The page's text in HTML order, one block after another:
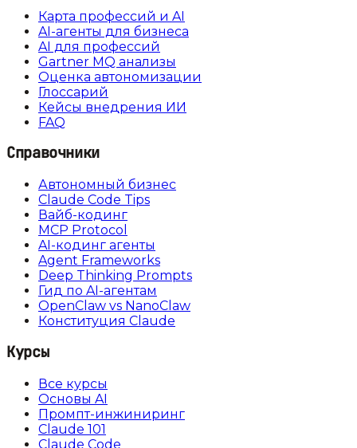
Карта профессий и AI
AI-агенты для бизнеса
AI для профессий
Gartner MQ анализы
Оценка автономизации
Глоссарий
Кейсы внедрения ИИ
FAQ
Справочники
Автономный бизнес
Claude Code Tips
Вайб-кодинг
MCP Protocol
AI-кодинг агенты
Agent Frameworks
Deep Thinking Prompts
Гид по AI-агентам
OpenClaw vs NanoClaw
Конституция Claude
Курсы
Все курсы
Основы AI
Промпт-инжиниринг
Claude 101
Claude Code